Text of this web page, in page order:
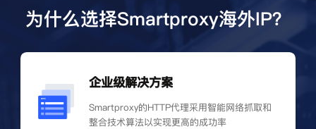
为什么选择Smartproxy海外IP？
企业级解决方案
Smartproxy的HTTP代理采用智能网络抓取和
整合技术算法以实现更高的成功率